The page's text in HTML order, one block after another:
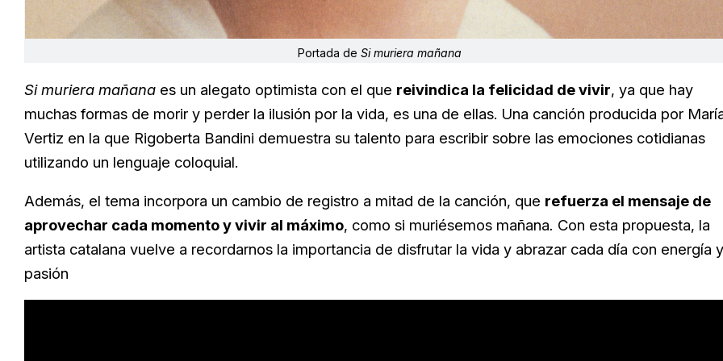
Portada de Si muriera mañana
Si muriera mañana es un alegato optimista con el que reivindica la felicidad de vivir, ya que hay
muchas formas de morir y perder la ilusión por la vida, es una de ellas. Una canción producida por
Vertiz en la que Rigoberta Bandini demuestra su talento para escribir sobre las emociones cotidianas
utilizando un lenguaje coloquial.
Además, el tema incorpora un cambio de registro a mitad de la canción, que refuerza el mensaje de
aprovechar cada momento y vivir al máximo, como si muriésemos mañana. Con esta propuesta, la
artista catalana vuelve a recordarnos la importancia de disfrutar la vida y abrazar cada día con energía y
pasión